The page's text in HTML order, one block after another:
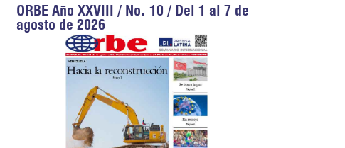
ORBE Año XXVIII / No. 10 / Del 1 al 7 de
agosto de 2026